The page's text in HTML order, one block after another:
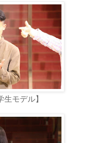
生モデル】